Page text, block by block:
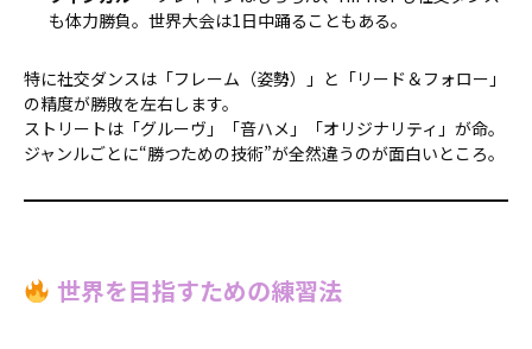
も体力勝負。世界大会は1日中踊ることもある。
特に社交ダンスは「フレーム（姿勢）」と「リード＆フォロー」
の精度が勝敗を左右します。
ストリートは「グルーヴ」「音ハメ」「オリジナリティ」が命。
ジャンルごとに“勝つための技術”が全然違うのが面白いところ。
世界を目指すための練習法